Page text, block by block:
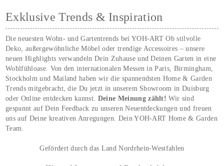
Exklusive Trends & Inspiration
Die neuesten Wohn- und Gartentrends bei YOH‑ART Ob stilvolle
Deko, außergewöhnliche Möbel oder trendige Accessoires – unsere
neuen Highlights verwandeln Dein Zuhause und Deinen Garten in eine
Wohlfühloase. Von den internationalen Messen in Paris, Birmingham,
Stockholm und Mailand haben wir die spannendsten Home & Garden
Trends mitgebracht, die Du jetzt in unserem Showroom in Duisburg
oder Online entdecken kannst. Deine Meinung zählt!Wir sind
gespannt auf Dein Feedback zu unseren Neuentdeckungen und freuen
uns auf Deine kreativen Anregungen. Dein YOH‑ART Home & Garden
Team.
Gefördert durch das Land Nordrhein-Westfahlen